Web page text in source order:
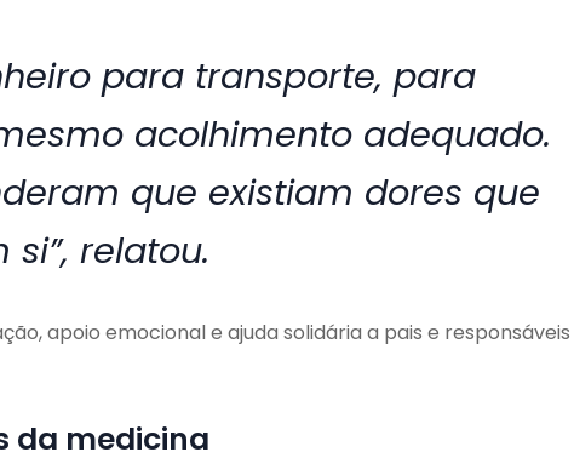
para transporte, para
acolhimento adequado.
que existiam dores que
relatou.
apoio emocional e ajuda solidária a pais e
da medicina